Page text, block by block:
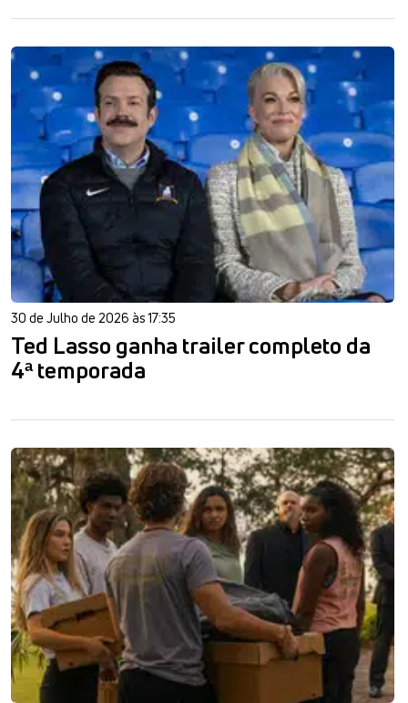
30 de Julho de 2026 às 17:35
Ted Lasso ganha trailer completo da
4ª temporada